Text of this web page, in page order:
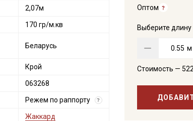
Оптом
Выберите длину
м
Стоимость —
2,07м
170 гр/м.кв
Беларусь
Крой
063268
Режем по раппорту ?
Жаккард